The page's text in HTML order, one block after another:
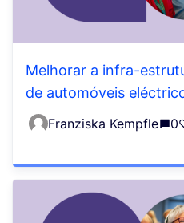
Melhorar a infra-
de automóveis
Franziska Kempfle 0